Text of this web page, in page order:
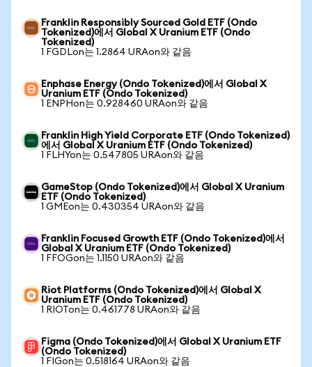
Franklin Responsibly Sourced Gold ETF (Ondo
Tokenized)에서 Global X Uranium ETF (Ondo
Tokenized)
1 FGDLon는 1.2864 URAon와 같음
Enphase Energy (Ondo Tokenized)에서 Global X
Uranium ETF (Ondo Tokenized)
1 ENPHon는 0.928460 URAon와 같음
Franklin High Yield Corporate ETF (Ondo Tokenized)
에서 Global X Uranium ETF (Ondo Tokenized)
1 FLHYon는 0.547805 URAon와 같음
GameStop (Ondo Tokenized)에서 Global X Uranium
ETF (Ondo Tokenized)
1 GMEon는 0.430354 URAon와 같음
Franklin Focused Growth ETF (Ondo Tokenized)에서
Global X Uranium ETF (Ondo Tokenized)
1 FFOGon는 1.1150 URAon와 같음
Riot Platforms (Ondo Tokenized)에서 Global X
Uranium ETF (Ondo Tokenized)
1 RIOTon는 0.461778 URAon와 같음
Figma (Ondo Tokenized)에서 Global X Uranium ETF
(Ondo Tokenized)
1 FIGon는 0.518164 URAon와 같음